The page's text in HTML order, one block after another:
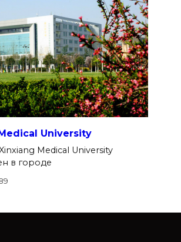
University
Medical University
в городе